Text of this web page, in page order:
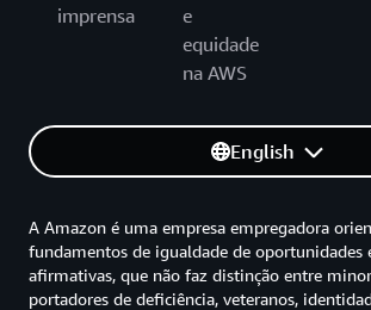
imprensa
e
equidade
na AWS
English
A Amazon é uma empresa empregadora
fundamentos de igualdade de oportunidades
afirmativas, que não faz distinção entre
portadores de deficiência, veteranos,